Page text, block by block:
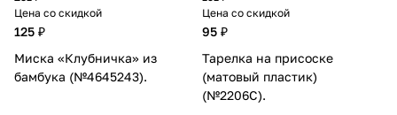
Цена со скидкой
125 ₽
Миска «Клубничка» из
бамбука (№4645243).
Цена со скидкой
95 ₽
Тарелка на присоске
(матовый пластик)
(№2206С).